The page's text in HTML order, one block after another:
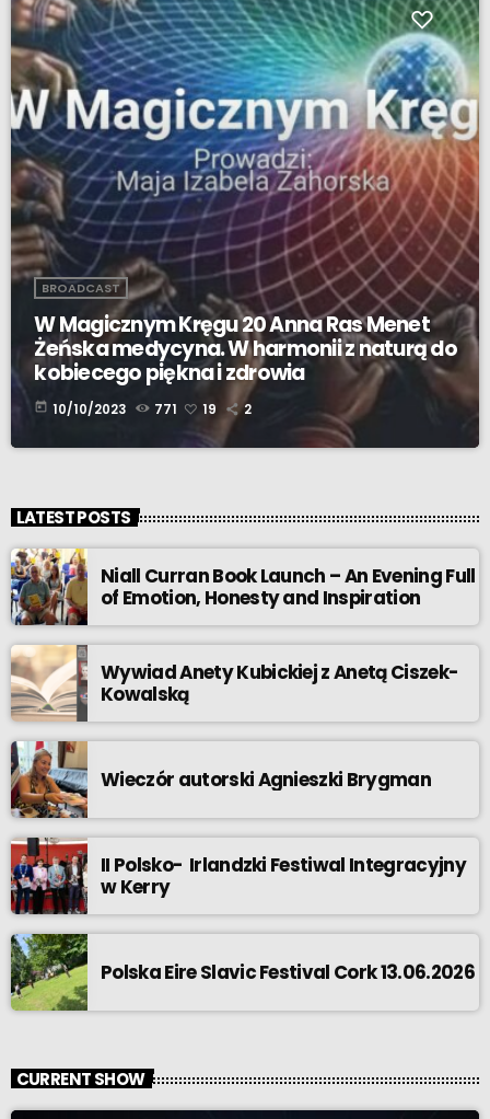
BROADCAST
W Magicznym Kręgu 20 Anna Ras Menet
Żeńska medycyna. W harmonii z naturą do
kobiecego piękna i zdrowia
today 10/10/2023 771 19 2
LATEST POSTS
Niall Curran Book Launch – An Evening Full
of Emotion, Honesty and Inspiration
Wywiad Anety Kubickiej z Anetą Ciszek-
Kowalską
Wieczór autorski Agnieszki Brygman
II Polsko- Irlandzki Festiwal Integracyjny
w Kerry
Polska Eire Slavic Festival Cork 13.06.2026
CURRENT SHOW